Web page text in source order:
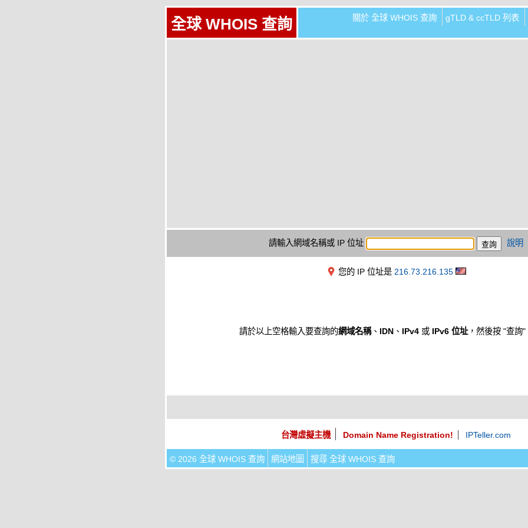
全球 WHOIS 查詢 關於 全球 WHOIS 查詢 gTLD & ccTLD 列表
請輸入網域名稱或 IP 位址 說明
您的 IP 位址是 216.73.216.135
請於以上空格輸入要查詢的網域名稱、 IDN 、 IPv4 或 IPv6 位址，然後按 "查詢"
台灣虛擬主機 Domain Name Registration! IPTeller.com
© 2026 全球 WHOIS 查詢 網站地圖 搜尋 全球 WHOIS 查詢